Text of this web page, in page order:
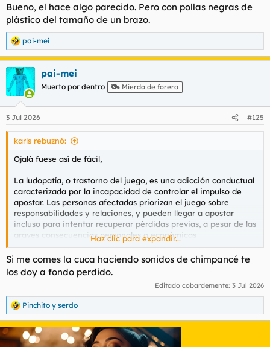
Bueno, el hace algo parecido. Pero con pollas negras de
plástico del tamaño de un brazo.
R
e
a
c
c
i
e
s
pai-mei
pai-mei
Muerto por dentro Mierda de forero
3 Jul 2026 #125
karls rebuznó:
Ojalá fuese así de fácil,
La ludopatía, o trastorno del juego, es una adicción conductual
caracterizada por la incapacidad de controlar el impulso de
apostar. Las personas afectadas priorizan el juego sobre
responsabilidades y relaciones, y pueden llegar a apostar
incluso para intentar recuperar pérdidas previas, a pesar de las
graves consecuencias personales o económicas
Estoy en Venezuela
Haz clic para expandir...
Si me comes la cuca haciendo sonidos de chimpancé te
los doy a fondo perdido.
Editado cobardemente: 3 Jul 2026
R
e
a
c
Pinchito y serdo